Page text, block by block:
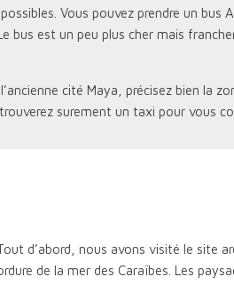
Vous pouvez prendre un
est un peu plus cher mais
cité Maya, précisez bien la
surement un taxi pour vous
d’abord, nous avons visité le site
de la mer des Caraïbes. Les